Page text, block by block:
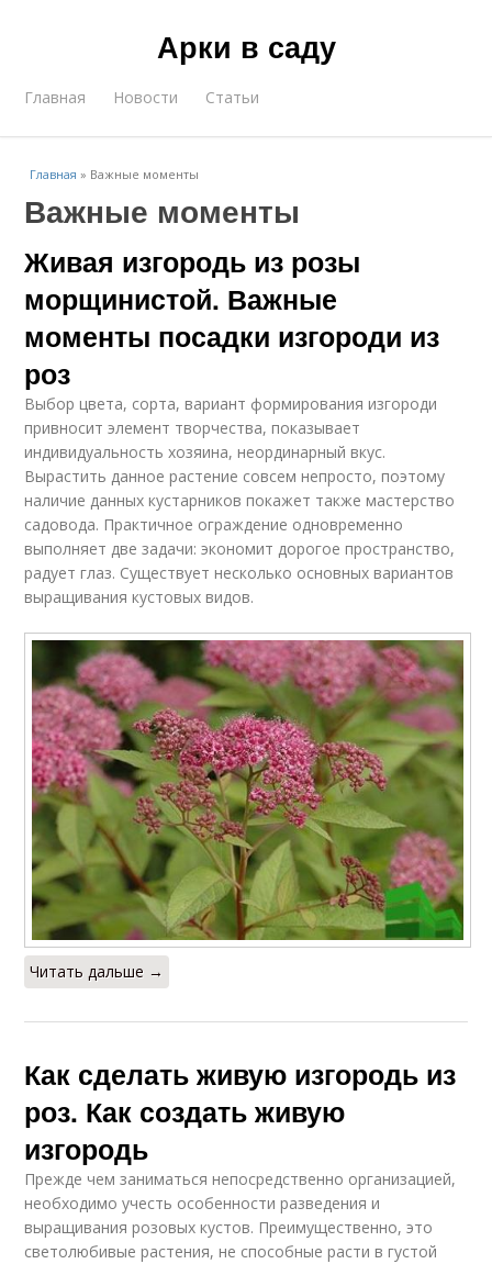
Арки в саду
Главная Новости Статьи
Главная » Важные моменты
Важные моменты
Живая изгородь из розы
морщинистой. Важные
моменты посадки изгороди из
роз
Выбор цвета, сорта, вариант формирования изгороди
привносит элемент творчества, показывает
индивидуальность хозяина, неординарный вкус.
Вырастить данное растение совсем непросто, поэтому
наличие данных кустарников покажет также мастерство
садовода. Практичное ограждение одновременно
выполняет две задачи: экономит дорогое пространство,
радует глаз. Существует несколько основных вариантов
выращивания кустовых видов.
Читать дальше →
Как сделать живую изгородь из
роз. Как создать живую
изгородь
Прежде чем заниматься непосредственно организацией,
необходимо учесть особенности разведения и
выращивания розовых кустов. Преимущественно, это
светолюбивые растения, не способные расти в густой